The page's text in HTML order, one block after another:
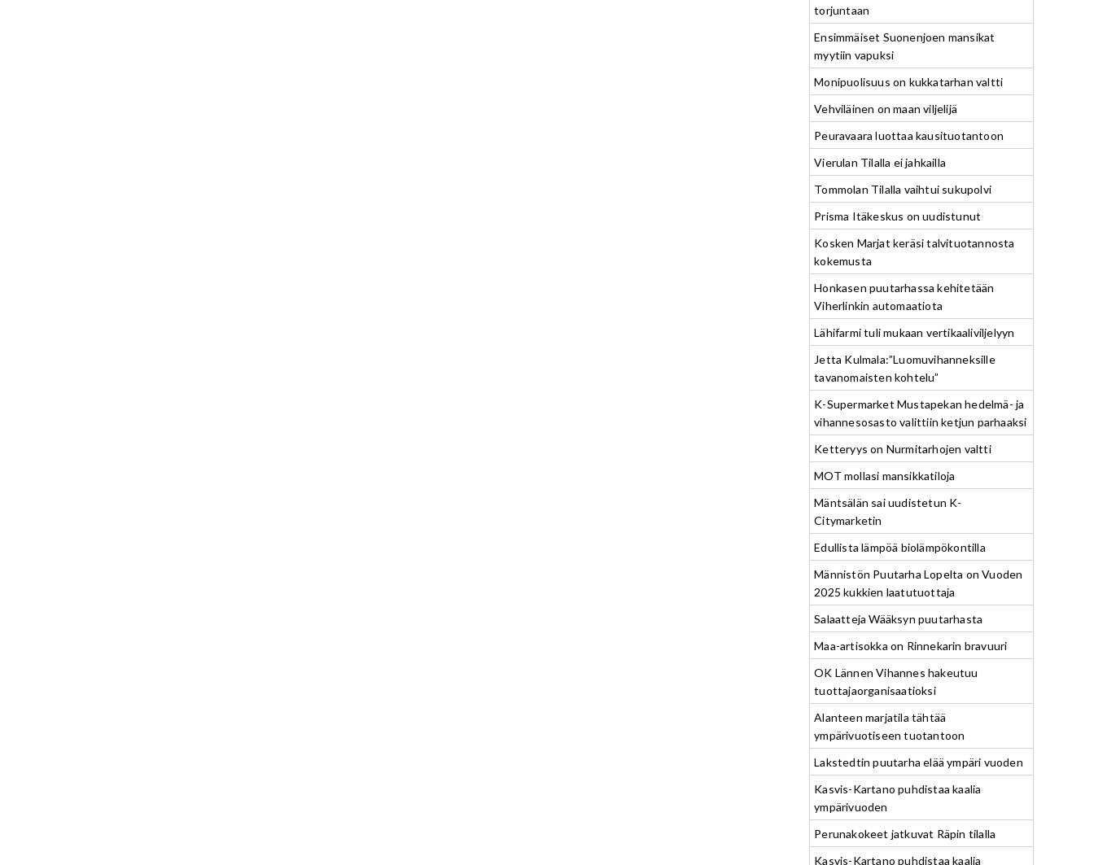
torjuntaan
Ensimmäiset Suonenjoen mansikat
myytiin vapuksi
Monipuolisuus on kukkatarhan valtti
Vehviläinen on maan viljelijä
Peuravaara luottaa kausituotantoon
Vierulan Tilalla ei jahkailla
Tommolan Tilalla vaihtui sukupolvi
Prisma Itäkeskus on uudistunut
Kosken Marjat keräsi talvituotannosta
kokemusta
Honkasen puutarhassa kehitetään
Viherlinkin automaatiota
Lähifarmi tuli mukaan vertikaaliviljelyyn
Jetta Kulmala:”Luomuvihanneksille
tavanomaisten kohtelu”
K-Supermarket Mustapekan hedelmä- ja
vihannesosasto valittiin ketjun parhaaksi
Ketteryys on Nurmitarhojen valtti
MOT mollasi mansikkatiloja
Mäntsälän sai uudistetun K-
Citymarketin
Edullista lämpöä biolämpökontilla
Männistön Puutarha Lopelta on Vuoden
2025 kukkien laatutuottaja
Salaatteja Wääksyn puutarhasta
Maa-artisokka on Rinnekarin bravuuri
OK Lännen Vihannes hakeutuu
tuottajaorganisaatioksi
Alanteen marjatila tähtää
ympärivuotiseen tuotantoon
Lakstedtin puutarha elää ympäri vuoden
Kasvis-Kartano puhdistaa kaalia
ympärivuoden
Perunakokeet jatkuvat Räpin tilalla
Kasvis-Kartano puhdistaa kaalia